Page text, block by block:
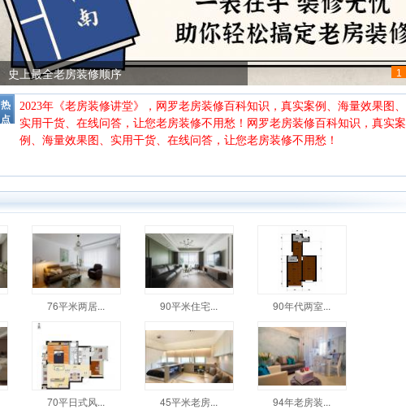
史上最全老房装修顺序 1
热
点
2023年《老房装修讲堂》，网罗老房装修百科知识，真实案例、海量效果图、
实用干货、在线问答，让您老房装修不用愁！ 网罗老房装修百科知识，真实案
例、海量效果图、实用干货、在线问答，让您老房装修不用愁！
76平米两居... 90平米住宅... 90年代两室...
70平日式风... 45平米老房... 94年老房装...